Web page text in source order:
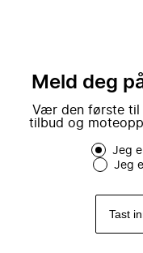
Meld deg
Vær den første til
tilbud og
Jeg
Jeg